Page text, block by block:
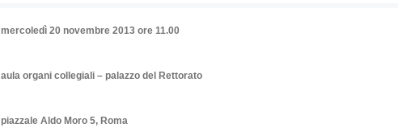
mercoledì 20 novembre 2013 ore 11.00
aula organi collegiali – palazzo del Rettorato
piazzale Aldo Moro 5, Roma